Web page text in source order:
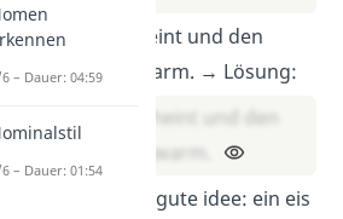
Die sonne scheint und den
freunden ist warm. → Lösung:
Die Sonne scheint und den
Freunden ist warm.
Sarah hat eine gute idee: ein eis
– Dauer: 04:59
– Dauer: 01:54